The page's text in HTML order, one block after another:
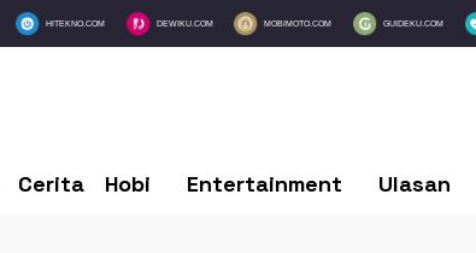
HITEKNO.COM DEWIKU.COM MOBIMOTO.COM GUIDEKU.COM
Cerita Hobi Entertainment Ulasan